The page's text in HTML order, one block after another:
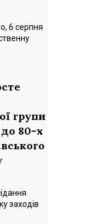
6 серпня
групи
80-х
заходів